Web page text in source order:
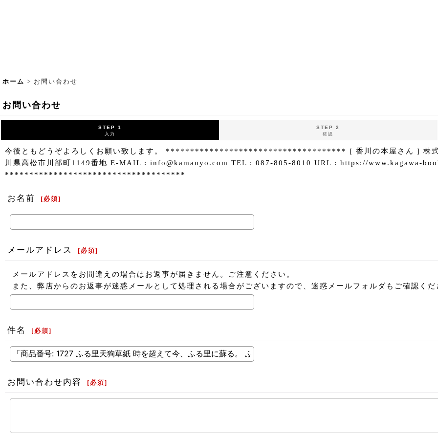
ホーム > お問い合わせ
お問い合わせ
STEP 1
入力
STEP 2
確認
今後ともどうぞよろしくお願い致します。 ************************************* [ 香川の本屋さん ] 株式
川県高松市川部町1149番地 E-MAIL : info@kamanyo.com TEL : 087-805-8010 URL : https://www.kagawa-
*************************************
お名前 [ 必須]
メールアドレス [ 必須]
メールアドレスをお間違えの場合はお返事が届きません。ご注意ください。
また、弊店からのお返事が迷惑メールとして処理される場合がございますので、迷惑メールフォルダもご確認くだ
件名 [ 必須]
お問い合わせ内容 [ 必須]